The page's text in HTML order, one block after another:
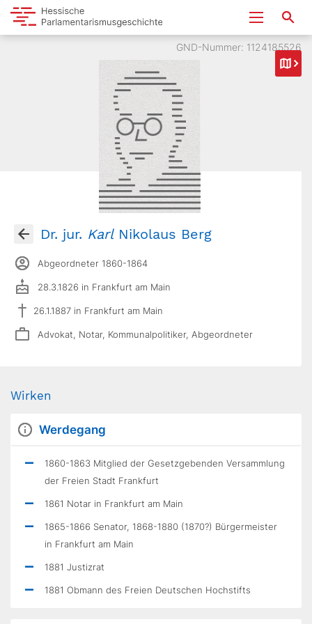
GND-Nummer: 1124185526
Dr. jur. KarlNikolaus Berg
Abgeordneter 1860-1864
28.3.1826 in Frankfurt am Main
26.1.1887 in Frankfurt am Main
Advokat, Notar, Kommunalpolitiker, Abgeordneter
Wirken
Werdegang
1860-1863 Mitglied der Gesetzgebenden Versammlung
der Freien Stadt Frankfurt
1861 Notar in Frankfurt am Main
1865-1866 Senator, 1868-1880 (1870?) Bürgermeister
in Frankfurt am Main
1881 Justizrat
1881 Obmann des Freien Deutschen Hochstifts